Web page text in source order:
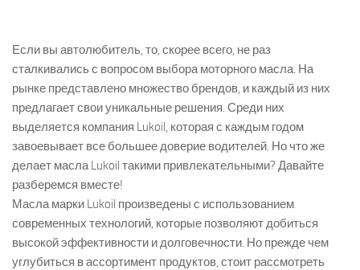
Если вы автолюбитель, то, скорее всего, не раз
сталкивались с вопросом выбора моторного масла. На
рынке представлено множество брендов, и каждый из них
предлагает свои уникальные решения. Среди них
выделяется компания Lukoil, которая с каждым годом
завоевывает все большее доверие водителей. Но что же
делает масла Lukoil такими привлекательными? Давайте
разберемся вместе!
Масла марки Lukoil произведены с использованием
современных технологий, которые позволяют добиться
высокой эффективности и долговечности. Но прежде чем
углубиться в ассортимент продуктов, стоит рассмотреть